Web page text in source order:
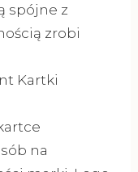
spójne z
zrobi
Kartki
na